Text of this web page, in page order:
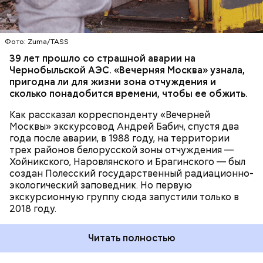
Фото: Zuma/TASS
39 лет прошло со страшной аварии на
Чернобыльской АЭС. «Вечерняя Москва» узнала,
пригодна ли для жизни зона отчуждения и
сколько понадобится времени, чтобы ее обжить.
Как рассказал корреспонденту «Вечерней
Москвы» экскурсовод Андрей Бабич, спустя два
года после аварии, в 1988 году, на территории
трех районов белорусской зоны отчуждения —
Хойникского, Наровлянского и Брагинского — был
создан Полесский государственный радиационно-
экологический заповедник. Но первую
экскурсионную группу сюда запустили только в
2018 году.
пропускной режим и круглосуточное наблюдение,
— отметил Бабич.
Читать полностью
БЕЛАРУСЬ ЧЕРНОБЫЛЬ
Каждый год — в зависимости от того, какие
события происходят в мире, — ученые,
нобелевские лауреаты и специалисты по ядерной
безопасности из экспертного совета «Бюллетеня
ученых-атомщиков» принимают решение о
перевода на полминуты вперед послужили как
ухудшающиеся отношения между ядерными
Часы Судного дня — прибыльный
проект